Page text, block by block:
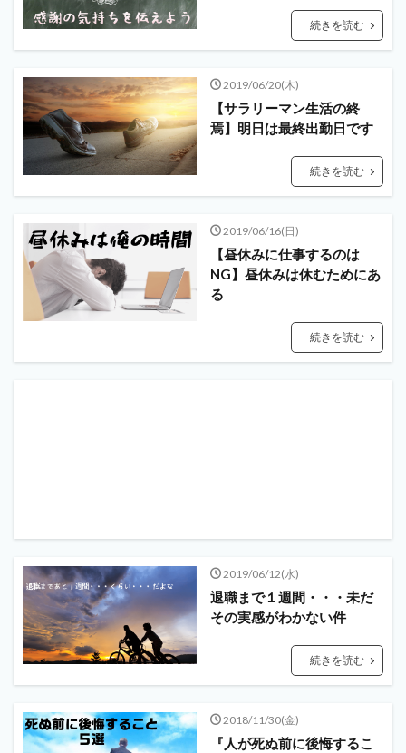
続きを読む
2019/06/20(木)
【サラリーマン生活の終
焉】明日は最終出勤日です
続きを読む
2019/06/16(日)
【昼休みに仕事するのは
NG】昼休みは休むためにあ
る
続きを読む
2019/06/12(水)
退職まで１週間・・・未だ
その実感がわかない件
続きを読む
2018/11/30(金)
『人が死ぬ前に後悔するこ